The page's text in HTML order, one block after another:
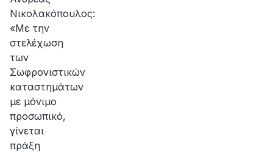
Νικολακόπουλος:
«Με την
στελέχωση
των
Σωφρονιστικών
καταστημάτων
με μόνιμο
προσωπικό,
γίνεται
πράξη